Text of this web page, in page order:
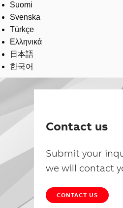
Suomi
Svenska
Türkçe
Ελληνικά
日本語
한국어
Contact us
Submit your
we will contact
CONTACT US